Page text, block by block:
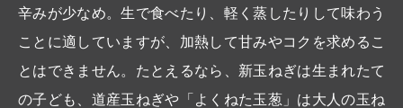
辛みが少なめ。生で食べたり、軽く蒸したりして味わう
ことに適していますが、加熱して甘みやコクを求めるこ
とはできません。たとえるなら、新玉ねぎは生まれたて
の子ども、道産玉ねぎや「よくねた玉葱」は大人の玉ね